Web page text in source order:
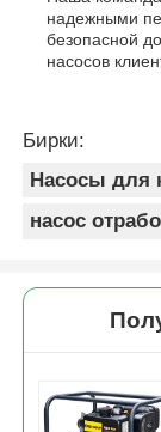
надежными
безопасной
насосов
Бирки:
Насосы для
насос